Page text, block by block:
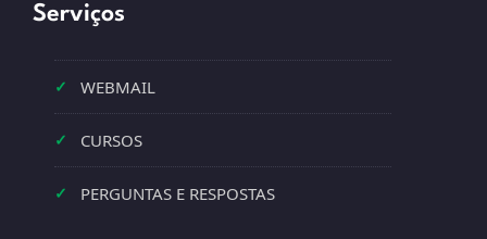
Serviços
✓ WEBMAIL
✓ CURSOS
✓ PERGUNTAS E RESPOSTAS